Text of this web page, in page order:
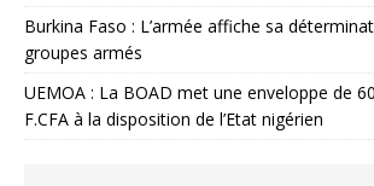
Burkina Faso : L’armée affiche sa
groupes armés
UEMOA : La BOAD met une enveloppe de
F.CFA à la disposition de l’Etat nigérien